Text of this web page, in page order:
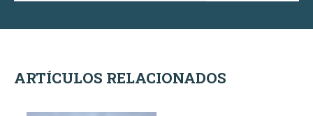
ARTÍCULOS RELACIONADOS